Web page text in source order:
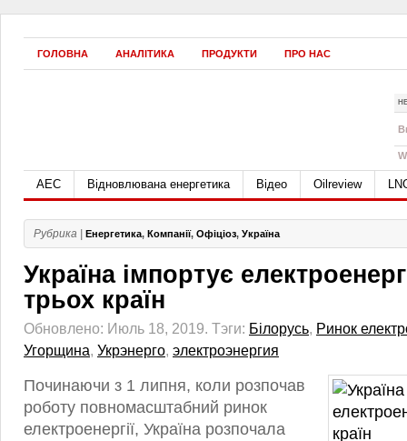
ГОЛОВНА АНАЛІТИКА ПРОДУКТИ ПРО НАС
АЕС Відновлювана енергетика Відео Oilreview
Рубрика | Енергетика, Компанії, Офіціоз, Україна
Україна імпортує
трьох країн
Обновлено: Июль 18, 2019. Тэги: Білорусь, Ринок
Угорщина, Укрэнерго, электроэнергия
Починаючи з 1 липня, коли розпочав
роботу повномасштабний ринок
електроенергії, Україна розпочала